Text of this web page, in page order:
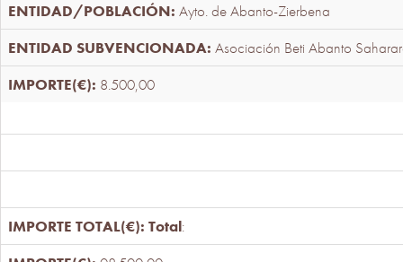
Ayto. de Abanto-Zierbena
Asociación Beti Abanto
8.500,00
Total: